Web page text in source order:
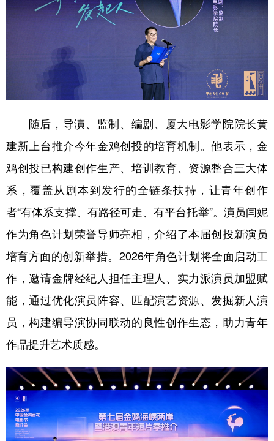
随后，导演、监制、编剧、厦大电影学院院长黄
建新上台推介今年金鸡创投的培育机制。他表示，金
鸡创投已构建创作生产、培训教育、资源整合三大体
系，覆盖从剧本到发行的全链条扶持，让青年创作
者“有体系支撑、有路径可走、有平台托举”。演员闫妮
作为角色计划荣誉导师亮相，介绍了本届创投新演员
培育方面的创新举措。2026年角色计划将全面启动工
作，邀请金牌经纪人担任主理人、实力派演员加盟赋
能，通过优化演员阵容、匹配演艺资源、发掘新人演
员，构建编导演协同联动的良性创作生态，助力青年
作品提升艺术质感。